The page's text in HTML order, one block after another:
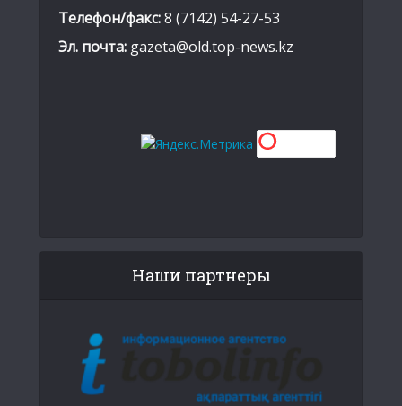
Телефон/факс:8 (7142) 54-27-53
Эл. почта: gazeta@old.top-news.kz
Наши партнеры